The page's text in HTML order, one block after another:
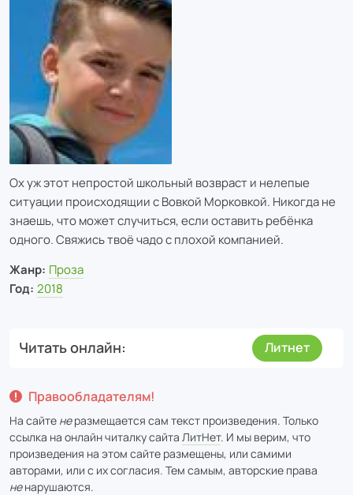
Ох уж этот непростой школьный возвраст и нелепые
ситуации происходящии с Вовкой Морковкой. Никогда не
знаешь, что может случиться, если оставить ребёнка
одного. Свяжись твоё чадо с плохой компанией.
Жанр: Проза
Год: 2018
Читать онлайн Литнет
Правообладателям!
На сайте неразмещается сам текст произведения. Только
ссылка на онлайн читалку сайта ЛитНет. И мы верим, что
произведения на этом сайте размещены, или самими
авторами, или с их согласия. Тем самым, авторские права
ненарушаются.